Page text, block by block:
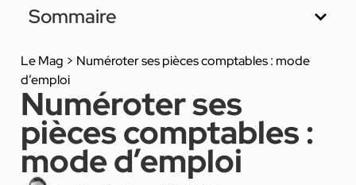
Sommaire
Le Mag > Numéroter ses pièces comptables : mode
d’emploi
Numéroter ses
pièces comptables :
mode d’emploi